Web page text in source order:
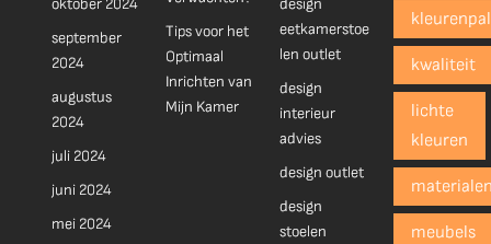
oktober 2024
september
2024
augustus
2024
juli 2024
juni 2024
mei 2024
Tips voor het
Optimaal
Inrichten van
Mijn Kamer
design
eetkamerstoe
len outlet
design
interieur
advies
design outlet
design
stoelen
kwaliteit
lichte
kleuren
meubels